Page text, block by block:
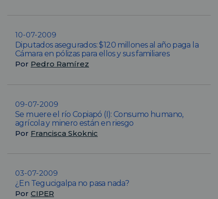
10-07-2009
Diputados asegurados: $120 millones al año paga la
Cámara en pólizas para ellos y sus familiares
Por Pedro Ramírez
09-07-2009
Se muere el río Copiapó (I): Consumo humano,
agrícola y minero están en riesgo
Por Francisca Skoknic
03-07-2009
¿En Tegucigalpa no pasa nada?
Por CIPER